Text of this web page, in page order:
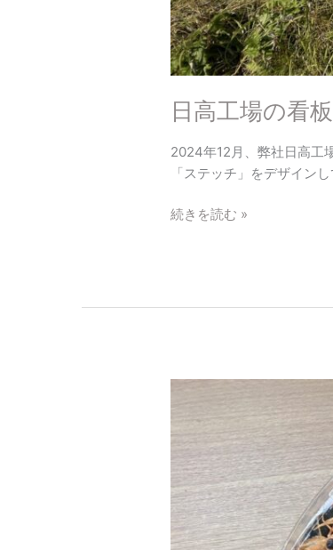
日高工場の看
2024年12月、弊社日高工
「ステッチ」をデザイン
続きを読む »
ド
ブ
ル
を
全
社